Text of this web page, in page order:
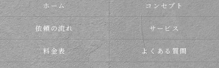
ホーム コンセプト
依頼の流れ サービス
料金表 よくある質問